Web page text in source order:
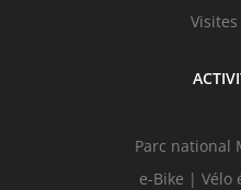
Parc national
e-Bike | Vélo